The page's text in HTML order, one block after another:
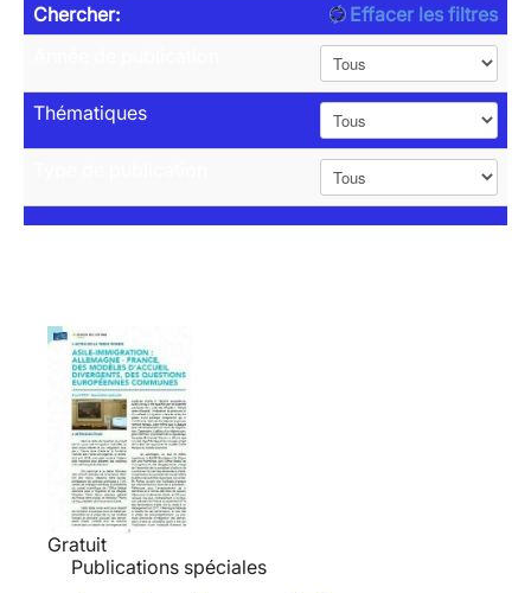
Chercher:
Effacer les filtres
Thématiques
Gratuit
Publications spéciales